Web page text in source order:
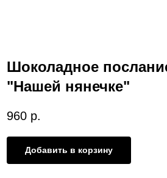
Шоколадное
"Нашей нянечке"
960 р.
Добавить в корзину